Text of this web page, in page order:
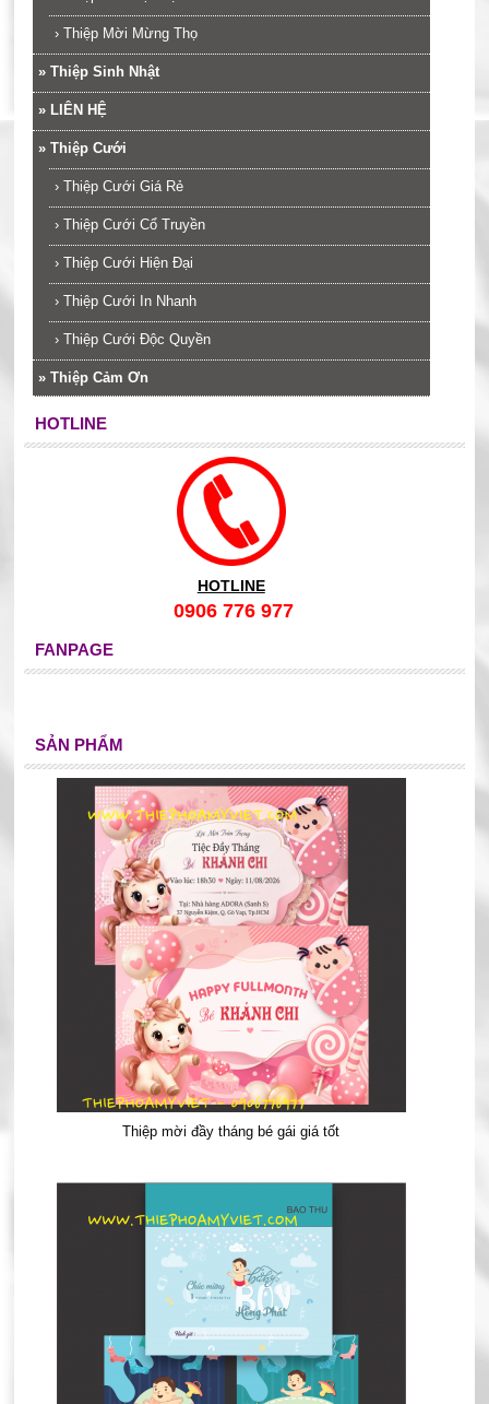
› Thiệp Mời Mừng Thọ
» Thiệp Sinh Nhật
» LIÊN HỆ
» Thiệp Cưới
› Thiệp Cưới Giá Rẻ
› Thiệp Cưới Cổ Truyền
› Thiệp Cưới Hiện Đại
› Thiệp Cưới In Nhanh
› Thiệp Cưới Độc Quyền
» Thiệp Cảm Ơn
HOTLINE
HOTLINE
0906 776 977
FANPAGE
SẢN PHẨM
Thiệp mời đầy tháng bé gái giá tốt